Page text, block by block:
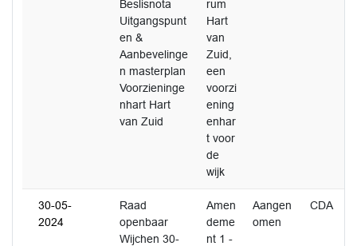
Beslisnota
Uitgangspunt
en &
Aanbevelinge
n masterplan
Voorzieninge
nhart Hart
van Zuid
rum
Hart
van
Zuid,
een
voorzi
ening
enhar
t voor
de
wijk
30-05-
2024
Raad
openbaar
Wijchen 30-
Amen
deme
nt 1 -
Aangen
omen
CDA